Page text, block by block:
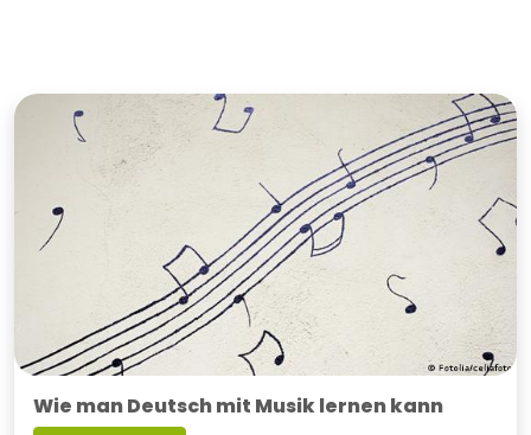
Wie man Deutsch mit Musik lernen kann